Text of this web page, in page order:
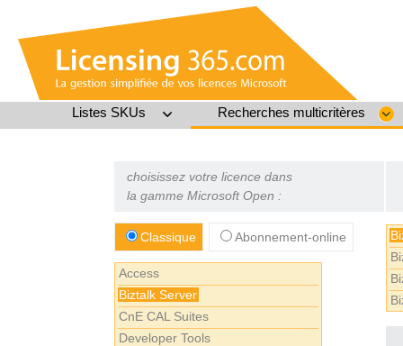
Listes SKUs Recherches multicritères
choisissez votre licence dans
la gamme Microsoft Open :
Classique Abonnement-online
Access
Biztalk Server
CnE CAL Suites
Developer Tools